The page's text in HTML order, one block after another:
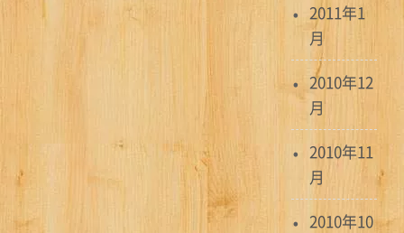
2011年1
月
2010年12
月
2010年11
月
2010年10